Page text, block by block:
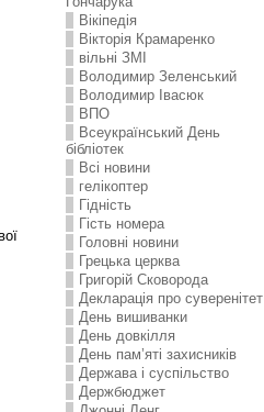
Вікіпедія
Вікторія Крамаренко
вільні ЗМІ
Володимир Зеленський
Володимир Івасюк
ВПО
Всеукраїнський День
бібліотек
Всі новини
гелікоптер
Гідність
Гість номера
Головні новини
Грецька церква
Григорій Сковорода
Декларація про суверенітет
День вишиванки
День довкілля
День пам’яті захисників
Держава і суспільство
Держбюджет